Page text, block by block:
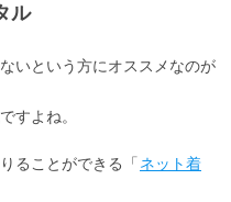
ル
いという方にオススメなのが
すよね。
ることができる「 ネット着